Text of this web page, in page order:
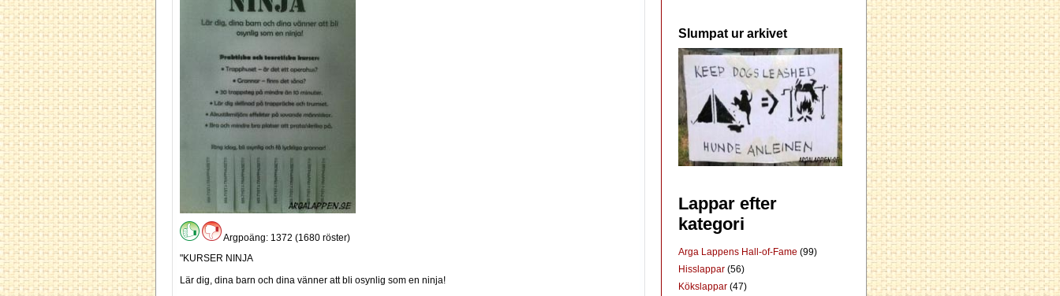
Argpoäng: 1372 (1680 röster)
"KURSER NINJA
Lär dig, dina barn och dina vänner att bli osynlig som en ninja!
Slumpat ur arkivet
Lappar efter
kategori
Arga Lappens Hall-of-Fame (99)
Hisslappar (56)
Kökslappar (47)